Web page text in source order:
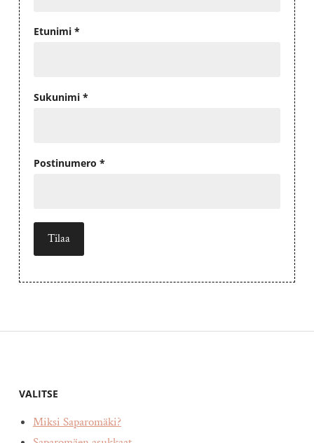
Etunimi *
Sukunimi *
Postinumero *
VALITSE
Miksi Saparomäki?